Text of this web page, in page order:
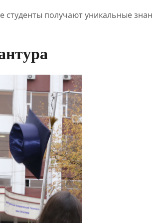
студенты получают уникальные